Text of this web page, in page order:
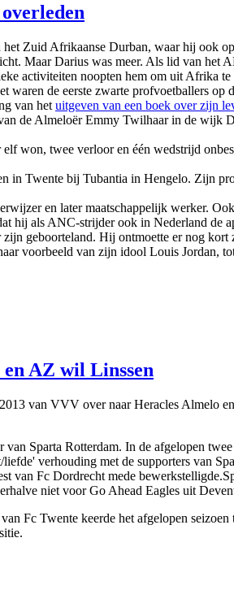
Zuid Afrikaanse Durban, waar hij ook
Maar Darius was meer. Als lid van het
activiteiten noopten hem om uit Afrika
de eerste zwarte profvoetballers
van het uitgeven van een boek over zijn
de Almeloër Emmy Twilhaar in de
won, twee verloor en één wedstrijd
Twente bij Tubantia in Hengelo. Zijn
en later maatschappelijk werker.
hij als ANC-strijder ook in Nederland de
geboorteland. Hij ontmoette er nog
voorbeeld van zijn idool Louis Jordan,
AZ wil Linssen
van VVV over naar Heracles Almelo
Sparta Rotterdam. In de afgelopen
verhouding met de supporters van
van Fc Dordrecht mede
niet voor Go Ahead Eagles uit
Fc Twente keerde het afgelopen